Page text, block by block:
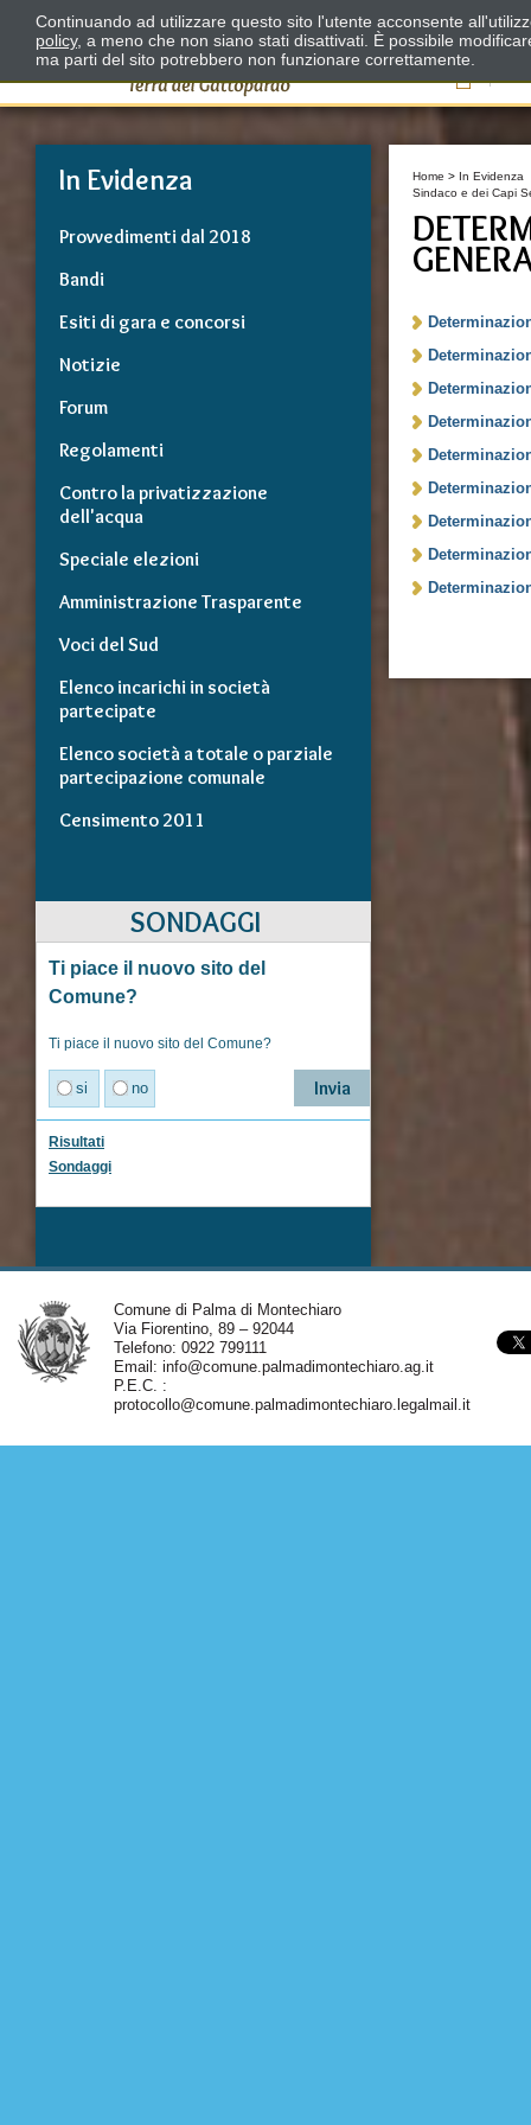
Il
In Evidenza
Provvedimenti dal 2018
Bandi
Esiti di gara e concorsi
Notizie
Forum
Regolamenti
Contro la privatizzazione
dell'acqua
Speciale elezioni
Amministrazione Trasparente
Voci del Sud
Elenco incarichi in società
partecipate
Elenco società a totale o parziale
partecipazione comunale
Censimento 2011
SONDAGGI
Ti piace il nuovo sito del
Comune?
Ti piace il nuovo sito del Comune?
si no
Risultati
Sondaggi
Home > In Evidenza
Sindaco e dei Capi
Comune di Palma di Montechiaro
Via Fiorentino, 89 – 92044
Telefono: 0922 799111
Email: info@comune.palmadimontechiaro.ag.it
P.E.C. :
protocollo@comune.palmadimontechiaro.legalmail.it
Continuando ad utilizzare questo sito l'utente acconsente
policy, a meno che non siano stati disattivati. È possibile
ma parti del sito potrebbero non funzionare correttamente.